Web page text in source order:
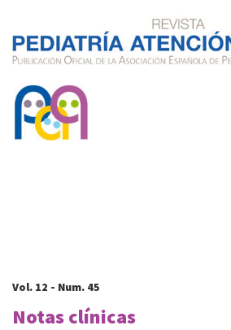
Vol. 12 - Num. 45
Notas clínicas